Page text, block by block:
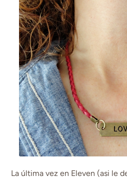
La última vez en Eleven (asi le